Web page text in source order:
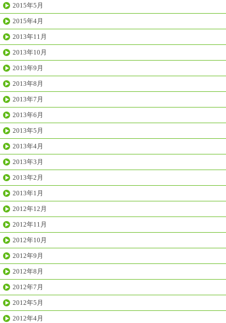
2015年5月
2015年4月
2013年11月
2013年10月
2013年9月
2013年8月
2013年7月
2013年6月
2013年5月
2013年4月
2013年3月
2013年2月
2013年1月
2012年12月
2012年11月
2012年10月
2012年9月
2012年8月
2012年7月
2012年5月
2012年4月